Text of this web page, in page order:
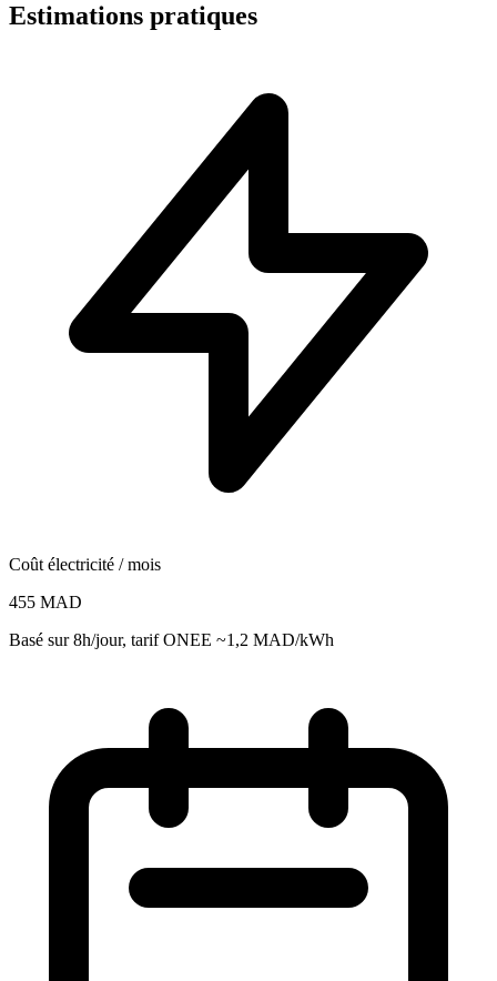
Estimations pratiques
Coût électricité / mois
455 MAD
Basé sur 8h/jour, tarif ONEE ~1,2 MAD/kWh